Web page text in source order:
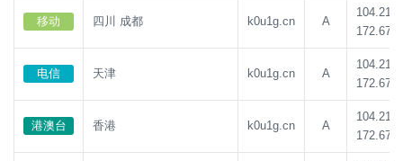
移动 四川 成都 k0u1g.cn A
电信 天津 k0u1g.cn A
港澳台 香港 k0u1g.cn A